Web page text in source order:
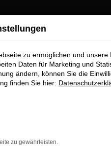
zu ermöglichen und
Daten für Marketing und
ändern, können Sie die
finden Sie hier:
zu gewährleisten.